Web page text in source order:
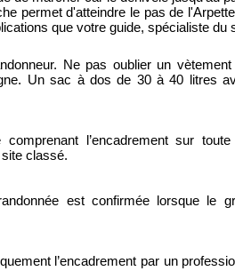
permet d'atteindre le pas de
que votre guide, spécialiste du
Ne pas oublier un
Un sac à dos de 30 à 40 litres
l’encadrement sur
classé.
est confirmée lorsque le
l’encadrement par un